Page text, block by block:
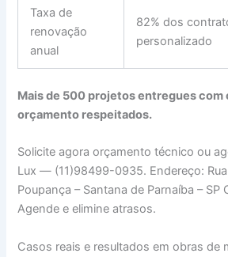
Taxa de
renovação
anual
82% dos
personalizado
Mais de 500 projetos entregues com
orçamento respeitados.
Solicite agora orçamento técnico ou
Lux — (11)98499-0935. Endereço: Rua
Poupança – Santana de Parnaíba – SP
Agende e elimine atrasos.
Casos reais e resultados em obras de